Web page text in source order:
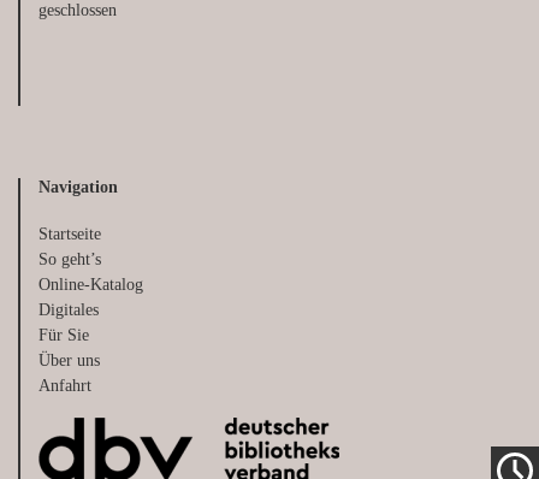
geschlossen
Navigation
Startseite
So geht’s
Online-Katalog
Digitales
Für Sie
Über uns
Anfahrt